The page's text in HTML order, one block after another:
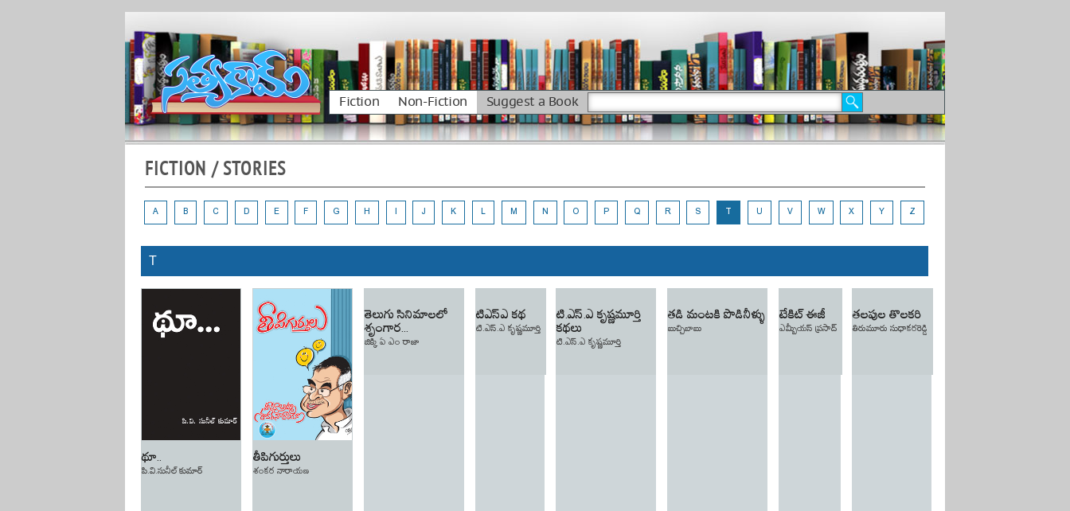
Fiction Non-Fiction Suggest a Book
FICTION / STORIES
A B C D E F G H I J K L M N O P Q R S T U V W X Y Z
T
థూ..
పి.వి.సునీల్‌ కుమార్‌
తీపిగుర్తులు
శంకర నారాయణ
తెలుగు సినిమాలలో
శృంగార...
జిక్కి ఏ ఎం రాజా
టిఎస్ఎ కథ
టి.ఎస్.ఎ కృష్ణమూర్తి
టి.ఎస్.ఎ కృష్ణమూర్తి
కథలు
టి.ఎస్.ఎ కృష్ణమూర్తి
తడి మంటకి పొడినీళ్ళు
బుచ్చిబాబు
టేకిట్ ఈజీ
ఎమ్బీయస్ ప్రసాద్
తలపుల తొలకరి
తిరుమూరు సుధాకరరెడ్డి